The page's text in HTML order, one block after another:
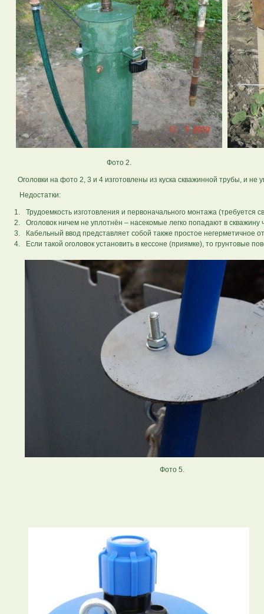
Фото 2.
Оголовки на фото 2, 3 и 4 изготовлены из куска скважинной трубы, и не
Недостатки:
1.
Трудоемкость изготовления и первоначального монтажа (требуется
2.
Оголовок ничем не уплотнён – насекомые легко попадают в
3.
Кабельный ввод представляет собой также простое негерметичное
4.
Если такой оголовок установить в кессоне (приямке), то грунтовые
Фото 5.